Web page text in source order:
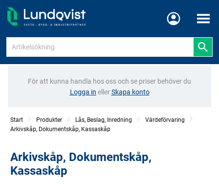
Meny
För att kunna handla hos oss och se priser behöver du
Logga in ellerSkapa konto
Start Produkter Lås, Beslag, Inredning
Värdeförvaring
Arkivskåp, Dokumentskåp, Kassaskåp
Arkivskåp, Dokumentskåp,
Kassaskåp